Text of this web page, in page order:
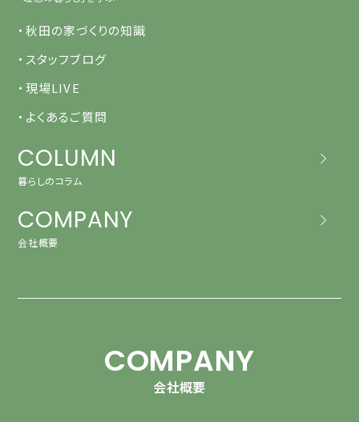
・秋田の家づくりの知識
・スタッフブログ
・現場LIVE
・よくあるご質問
COLUMN
暮らしのコラム
COMPANY
会社概要
COMPANY
会社概要